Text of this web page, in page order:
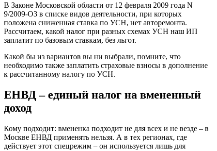
В Законе Московской области от 12 февраля 2009 года N
9/2009-ОЗ в списке видов деятельности, при которых
положена сниженная ставка по УСН, нет авторемонта.
Рассчитаем, какой налог при разных схемах УСН наш ИП
заплатит по базовым ставкам, без льгот.
Какой бы из вариантов вы ни выбрали, помните, что
необходимо также заплатить страховые взносы в дополнение
к рассчитанному налогу по УСН.
ЕНВД – единый налог на вмененный
доход
Кому подходит: вмененка подходит не для всех и не везде – в
Москве ЕНВД применять нельзя. А в тех регионах, где
действует этот спецрежим – он используется лишь для